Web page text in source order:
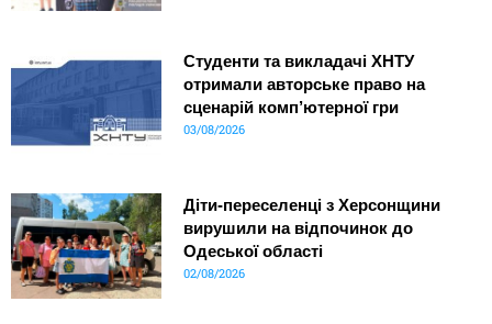
Студенти та викладачі ХНТУ
отримали авторське право на
сценарій комп’ютерної гри
03/08/2026
Діти-переселенці з Херсонщини
вирушили на відпочинок до
Одеської області
02/08/2026